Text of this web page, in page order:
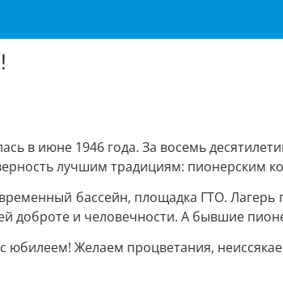
в июне 1946 года. За восемь
лучшим традициям: пионерским
бассейн, площадка ГТО.
и человечности. А бывшие
юбилеем! Желаем процветания,